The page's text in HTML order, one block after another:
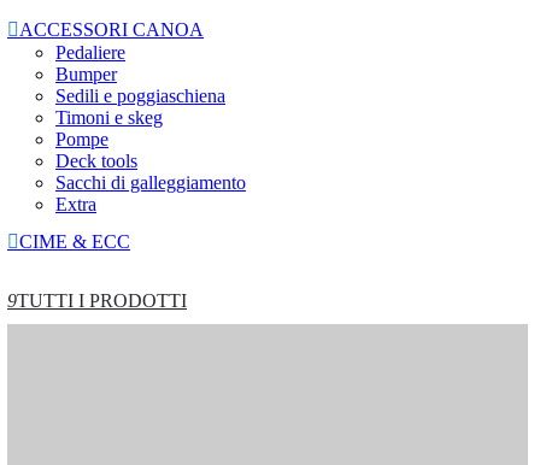
ACCESSORI CANOA
Pedaliere
Bumper
Sedili e poggiaschiena
Timoni e skeg
Pompe
Deck tools
Sacchi di galleggiamento
Extra
CIME & ECC
9TUTTI I PRODOTTI